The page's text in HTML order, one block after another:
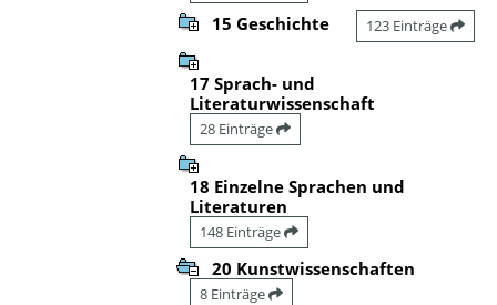
15 Geschichte 123 Einträge
17 Sprach- und
Literaturwissenschaft
28 Einträge
18 Einzelne Sprachen und
Literaturen
148 Einträge
20 Kunstwissenschaften
8 Einträge